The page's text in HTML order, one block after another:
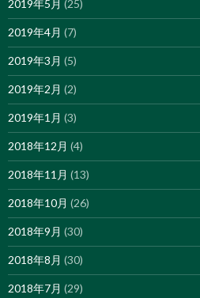
2019年5月 (25)
2019年4月 (7)
2019年3月 (5)
2019年2月 (2)
2019年1月 (3)
2018年12月 (4)
2018年11月 (13)
2018年10月 (26)
2018年9月 (30)
2018年8月 (30)
2018年7月 (29)